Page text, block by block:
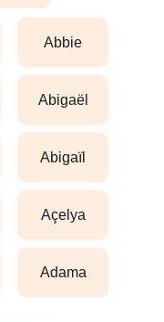
abbie
abigaël
abigaïl
açelya
adama